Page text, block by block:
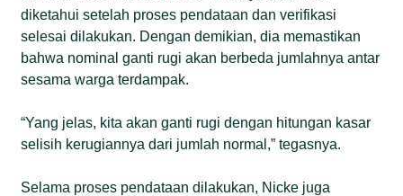
diketahui setelah proses pendataan dan verifikasi
selesai dilakukan. Dengan demikian, dia memastikan
bahwa nominal ganti rugi akan berbeda jumlahnya antar
sesama warga terdampak.
“Yang jelas, kita akan ganti rugi dengan hitungan kasar
selisih kerugiannya dari jumlah normal,” tegasnya.
Selama proses pendataan dilakukan, Nicke juga